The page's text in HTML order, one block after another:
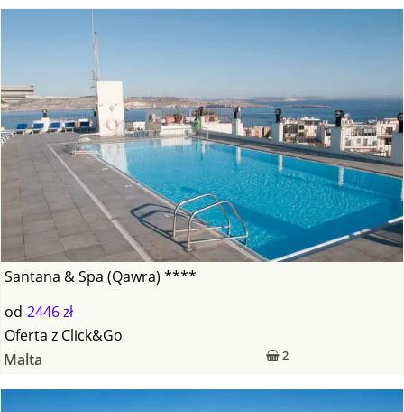
Santana & Spa (Qawra) ****
od 2446 zł
2
Oferta z Click&Go
Malta